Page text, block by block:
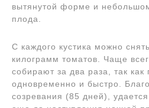
вытянутой форме и
плода.
С каждого кустика можно
килограмм томатов. Чаще
собирают за два раза, так
одновременно и быстро.
созревания (85 дней),